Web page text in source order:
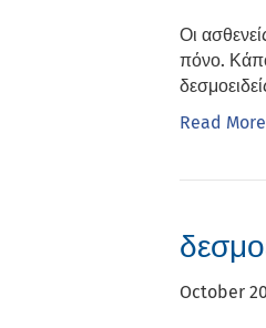
Οι
πόνο.
Read More
October